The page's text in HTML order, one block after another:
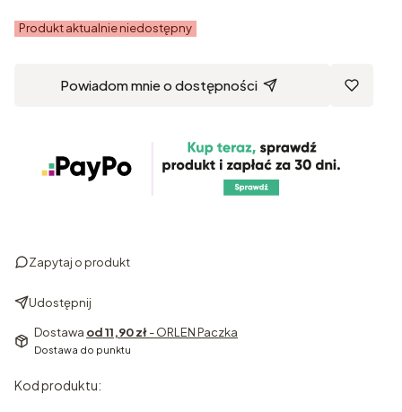
Produkt aktualnie niedostępny
Powiadom mnie o dostępności
Zapytaj o produkt
Udostępnij
Dostawa od 11,90 zł- ORLEN Paczka
Dostawa do punktu
Kod produktu: